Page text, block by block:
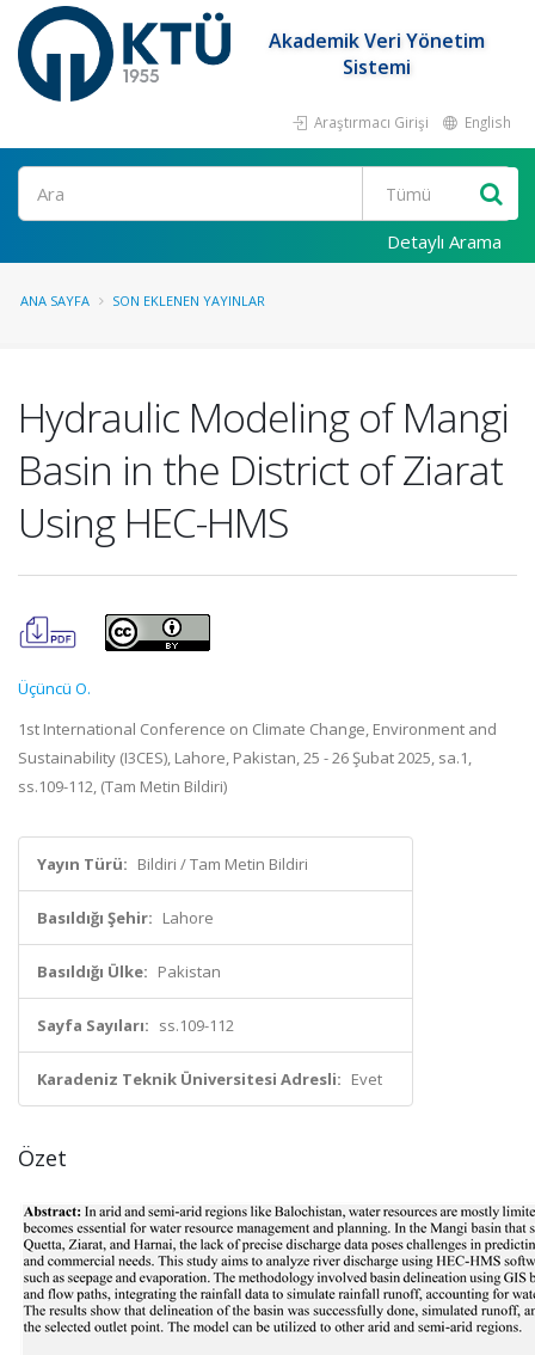
Akademik Veri Yönetim
Sistemi
Araştırmacı Girişi English
Ara
Detaylı Arama
ANA SAYFA SON EKLENEN YAYINLAR
Hydraulic Modeling of Mangi
Basin in the District of Ziarat
Using HEC-HMS
Üçüncü O.
1st International Conference on Climate Change, Environment and
Sustainability (I3CES), Lahore, Pakistan, 25 - 26 Şubat 2025, sa.1,
ss.109-112, (Tam Metin Bildiri)
Yayın Türü: Bildiri / Tam Metin Bildiri
Basıldığı Şehir: Lahore
Basıldığı Ülke: Pakistan
Sayfa Sayıları: ss.109-112
Karadeniz Teknik Üniversitesi Adresli: Evet
Özet